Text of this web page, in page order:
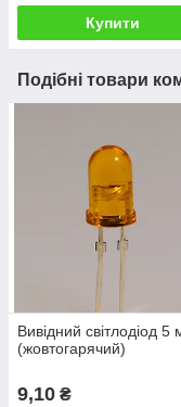
Купити
Подібні товари
Вивідний світлодіод 5
(жовтогарячий)
9,10 ₴